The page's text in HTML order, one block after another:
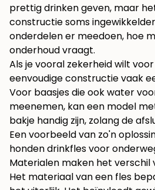
prettig drinken geven, maar
constructie soms
onderdelen er meedoen, hoe
onderhoud vraagt.
Als je vooral zekerheid wilt
eenvoudige constructie vaak
Voor baasjes die ook water
meenemen, kan een model
bakje handig zijn, zolang de
Een voorbeeld van zo'n
honden drinkfles voor
Materialen maken het verschil
Het materiaal van een fles